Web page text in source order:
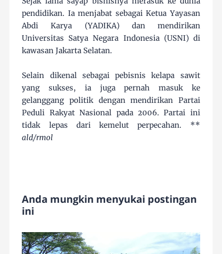
pendidikan. Ia menjabat sebagai Ketua Yayasan
Abdi Karya (YADIKA) dan mendirikan
Universitas Satya Negara Indonesia (USNI) di
kawasan Jakarta Selatan.
Selain dikenal sebagai pebisnis kelapa sawit
yang sukses, ia juga pernah masuk ke
gelanggang politik dengan mendirikan Partai
Peduli Rakyat Nasional pada 2006. Partai ini
tidak lepas dari kemelut perpecahan. **
ald/rmol
Anda mungkin menyukai postingan
ini